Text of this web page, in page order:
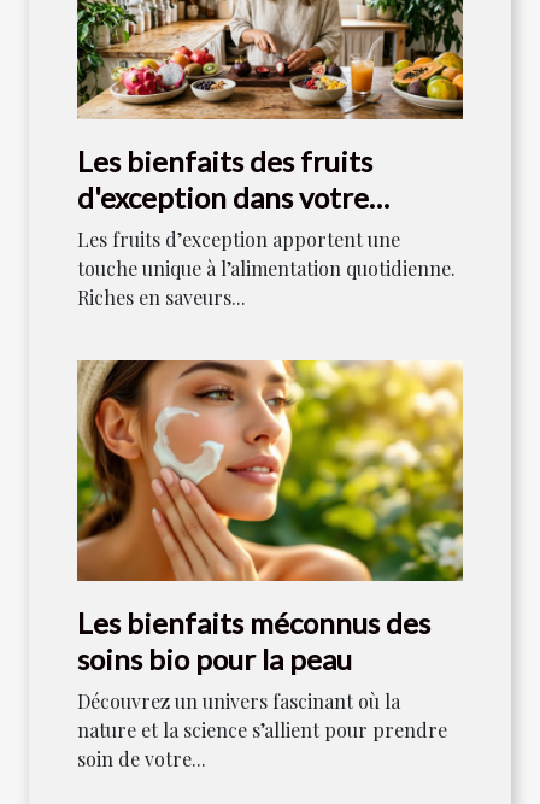
Les bienfaits des fruits
d'exception dans votre
alimentation quotidienne
Les fruits d’exception apportent une
touche unique à l’alimentation quotidienne.
Riches en saveurs...
Les bienfaits méconnus des
soins bio pour la peau
Découvrez un univers fascinant où la
nature et la science s’allient pour prendre
soin de votre...